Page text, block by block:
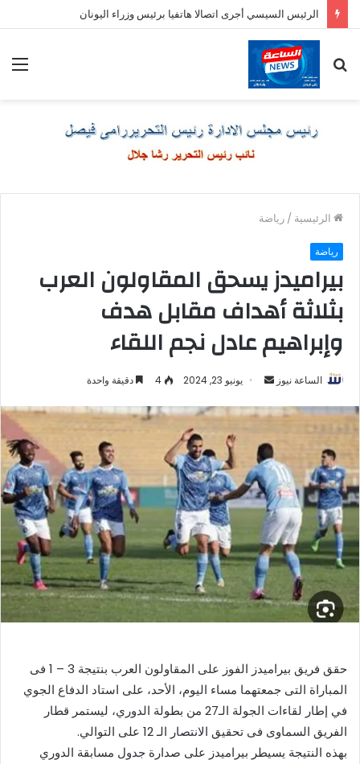
الرئيس السيسي أجرى اتصالا هاتفيا برئيس وزراء اليونان
عن
الرئيسية / رياضة
رياضة
بيراميدز يسحق المقاولون العرب
بثلاثة أهداف مقابل هدف
وإبراهيم عادل نجم اللقاء
الساعة نيوز
أرسل
إلكترونيا
يونيو 23, 2024 4 دقيقة واحدة
حقق فريق بيراميدز الفوز على المقاولون العرب بنتيجة 3 – 1 فى
المباراة التى جمعتهما مساء اليوم، الأحد، على استاد الدفاع الجوي
في إطار لقاءات الجولة الـ27 من بطولة الدوري، ليستمر قطار
الفريق السماوى فى تحقيق الانتصار الـ 12 على التوالي.
بهذه النتيجة يسيطر بيراميدز على صدارة جدول مسابقة الدوري